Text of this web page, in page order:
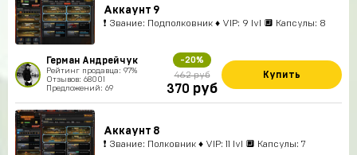
Аккаунт 9
❗ Звание: Подполковник ♦ VIP: 9 lvl 🔲 Капсулы: 8
Герман Андрейчук
Рейтинг продавца: 97%
Отзывов: 68001
Предложений: 69
-20%
462 руб
370 руб
Купить
Аккаунт 8
❗ Звание: Полковник ♦ VIP: 11 lvl 🔲 Капсулы: 7